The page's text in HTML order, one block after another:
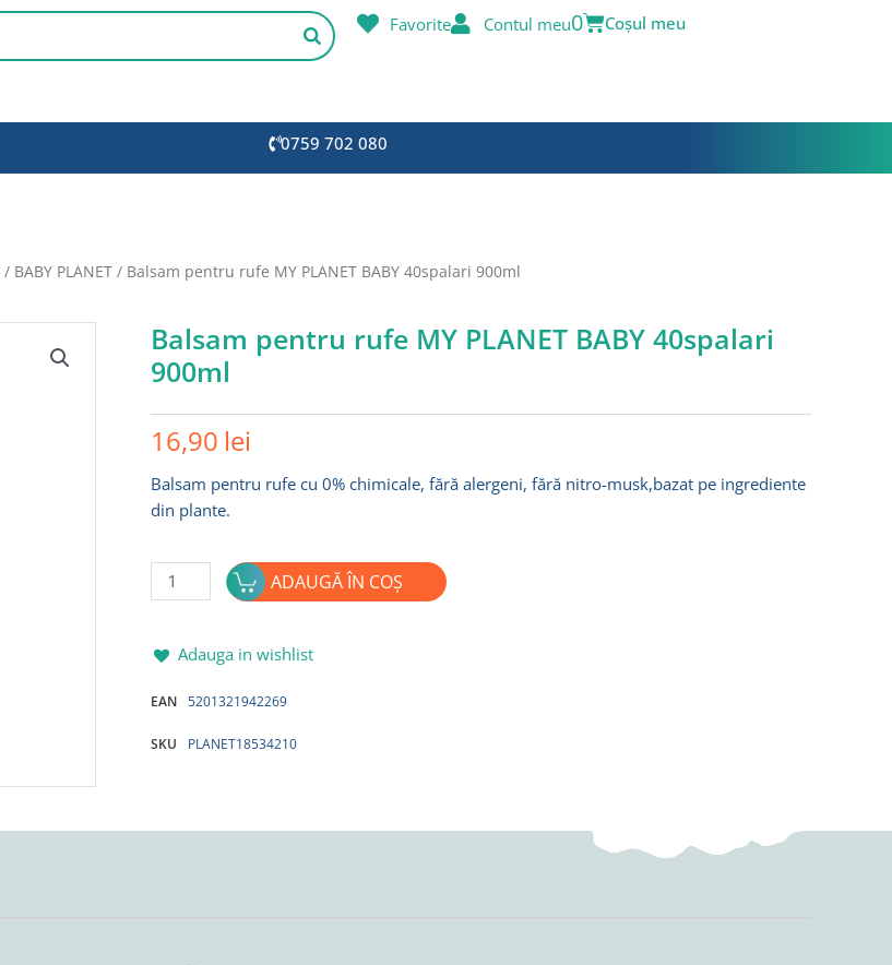
Favorite Contul meu0
Cart
0759 702 080
/ BABY PLANET / Balsam pentru rufe MY PLANET BABY 40spalari 900ml
Balsam pentru rufe MY PLANET BABY 40spalari
900ml
16,90 lei
Balsam pentru rufe cu 0% chimicale, fără alergeni, fără nitro-musk,bazat pe ingrediente
din plante.
Cantitate
Balsam
rufe
PLANET
ADAUGĂ ÎN COȘ
Adauga in wishlist
EAN 5201321942269
SKU PLANET18534210